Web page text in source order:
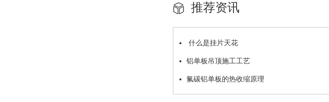
推荐资讯
什么是挂片天花
铝单板吊顶施工工艺
氟碳铝单板的热收缩原理